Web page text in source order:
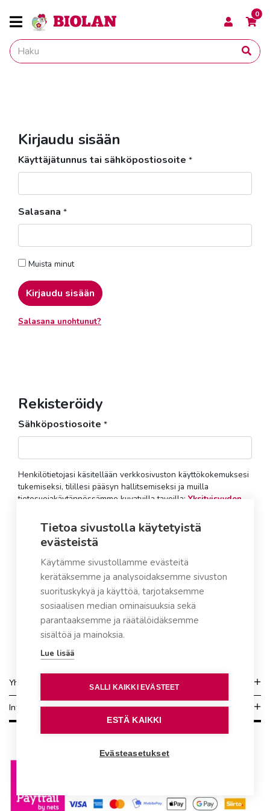
0
Kirjaudu sisään
Käyttäjätunnus tai sähköpostiosoite *
Salasana *
Muista minut
Kirjaudu sisään
Salasana unohtunut?
Rekisteröidy
Sähköpostiosoite *
Henkilötietojasi käsitellään verkkosivuston käyttökokemuksesi
tukemiseksi, tilillesi pääsyn hallitsemiseksi ja muilla
tietosuojakäytännössämme kuvatuilla tavoilla: Yksityisyyden
Rekisteröidy
Yhteydenotto
Info
Tietoa sivustolla käytetyistä
evästeistä
Käytämme sivustollamme evästeitä
kerätäksemme ja analysoidaksemme sivuston
suorituskykyä ja käyttöä, tarjotaksemme
sosiaalisen median ominaisuuksia sekä
parantaaksemme ja räätälöidäksemme
sisältöä ja mainoksia.
Lue lisää
SALLI KAIKKI EVÄSTEET
ESTÄ KAIKKI
Evästeasetukset